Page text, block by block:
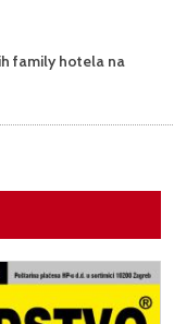
family hotela na